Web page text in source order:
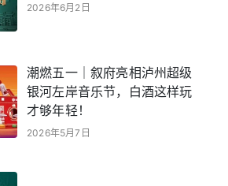
2026年6月2日
潮燃五一｜叙府亮相泸州超级
银河左岸音乐节，白酒这样玩
才够年轻！
2026年5月7日